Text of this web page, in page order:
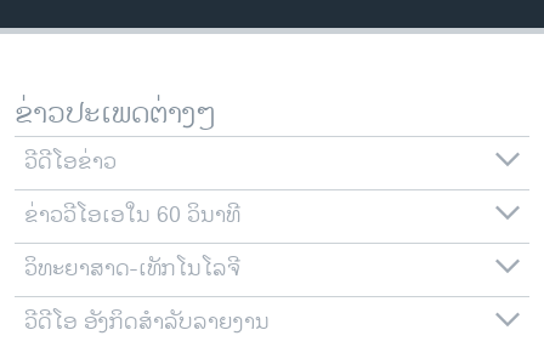
ສຽງ
ລາຍການກະຈາຍສຽງ
ຕິດຕາມພວກເຮົາ ທີ່
ພາສາຕ່າງໆ
ຂ່າວປະເພດຕ່າງໆ
ວີດີໂອຂ່າວ
ຂ່າວວີໂອເອໃນ 60 ວິນາທີ
ວິທະຍາສາດ-ເທັກໂນໂລຈີ
ວີດີໂອ ອັງກິດສຳລັບລາຍງານ